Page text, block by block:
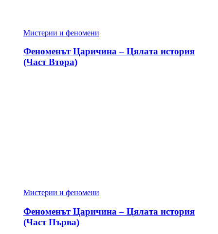
Мистерии и феномени
Феноменът Царичина – Цялата история
(Част Втора)
Мистерии и феномени
Феноменът Царичина – Цялата история
(Част Първа)